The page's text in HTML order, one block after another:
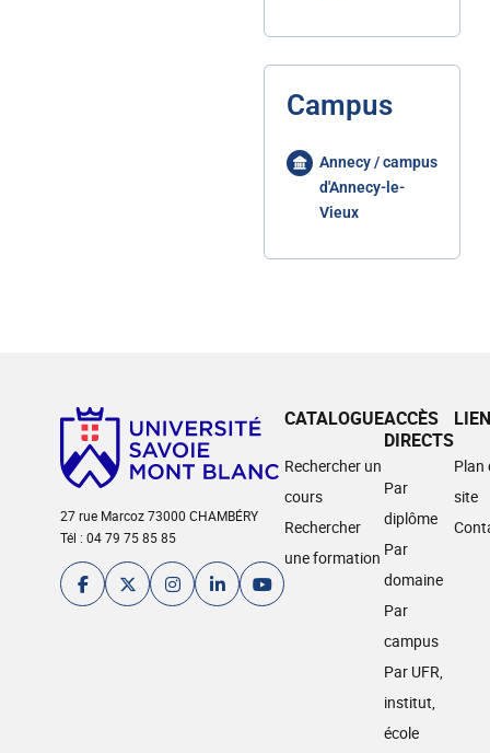
Campus
Annecy / campus
d'Annecy-le-
Vieux
27 rue Marcoz 73000 CHAMBÉRY
Tél : 04 79 75 85 85
CATALOGUE
Rechercher un
cours
Rechercher
une formation
ACCÈS
DIRECTS
Par
diplôme
Par
domaine
Par
campus
Par UFR,
institut,
école
Plan
site